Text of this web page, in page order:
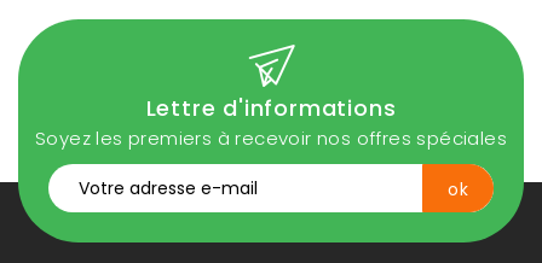
Lettre d'informations
Soyez les premiers à recevoir nos offres spéciales